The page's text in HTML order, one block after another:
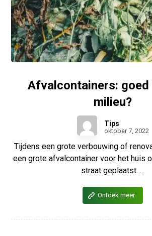
Afvalcontainers:
milieu?
Tips
oktober 7, 2022
Tijdens een grote verbouwing of
een grote afvalcontainer voor het huis
straat geplaatst. ...
Ontdek meer